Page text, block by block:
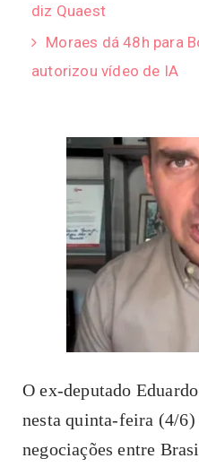
diz Quaest
Moraes dá 48h para
autorizou vídeo de IA
O ex-deputado
nesta quinta-feira (4/
negociações entre